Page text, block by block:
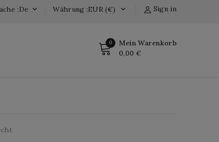
Sign in
Währung :EUR (€) 
:de 
0 Mein Warenkorb
0,00 €